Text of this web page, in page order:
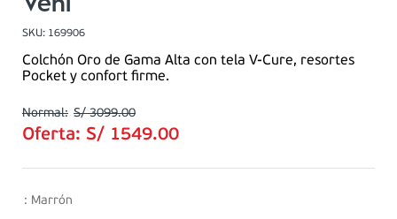
Veni
SKU: 169906
Colchón Oro de Gama Alta con tela V-Cure, resortes
Pocket y confort firme.
S/ 3099.00
Oferta: S/ 1549.00
: Marrón